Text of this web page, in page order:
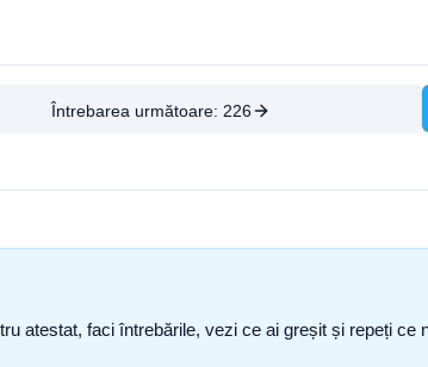
Întrebarea următoare: 226
atestat, faci întrebările, vezi ce ai greșit și repeți